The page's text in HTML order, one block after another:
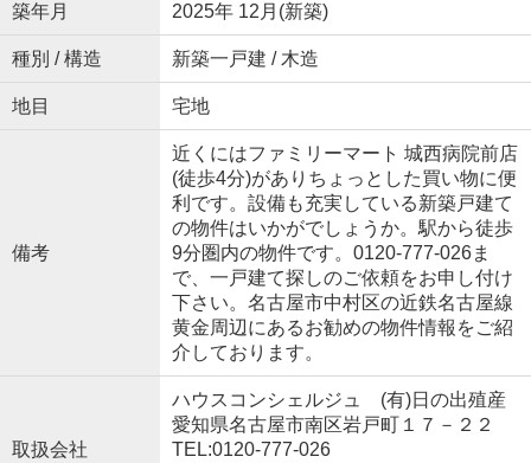
築年月 2025年 12月(新築)
種別 / 構造 新築一戸建 / 木造
地目 宅地
備考
近くにはファミリーマート 城西病院前店
(徒歩4分)がありちょっとした買い物に便
利です。設備も充実している新築戸建て
の物件はいかがでしょうか。駅から徒歩
9分圏内の物件です。0120-777-026ま
で、一戸建て探しのご依頼をお申し付け
下さい。名古屋市中村区の近鉄名古屋線
黄金周辺にあるお勧めの物件情報をご紹
介しております。
取扱会社
ハウスコンシェルジュ (有)日の出殖産
愛知県名古屋市南区岩戸町１７－２２
TEL:0120-777-026